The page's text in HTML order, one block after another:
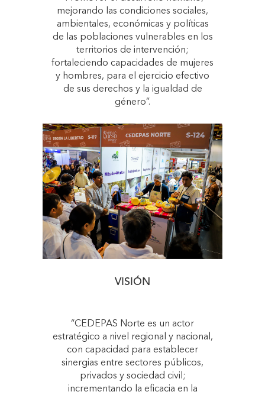
mejorando las condiciones sociales,
ambientales, económicas y políticas
de las poblaciones vulnerables en los
territorios de intervención;
fortaleciendo capacidades de mujeres
y hombres, para el ejercicio efectivo
de sus derechos y la igualdad de
género”.
VISIÓN
“CEDEPAS Norte es un actor
estratégico a nivel regional y nacional,
con capacidad para establecer
sinergias entre sectores públicos,
privados y sociedad civil;
incrementando la eficacia en la